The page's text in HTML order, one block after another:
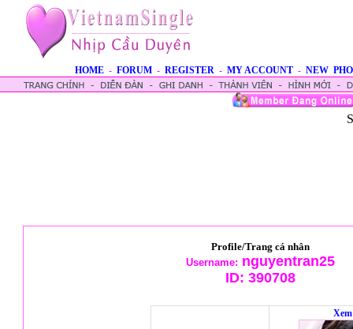
HOME - FORUM - REGISTER - MY ACCOUNT - NEW
Profile/Trang cá nhân
Username: nguyentran25
ID: 390708